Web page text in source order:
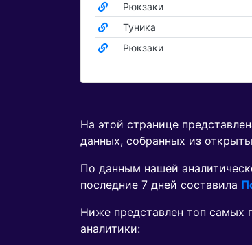
Рюкзаки
Туника
Рюкзаки
На этой странице
данных, собранных из
По данным нашей
последние 7 дней составила
Ниже представлен топ самых
аналитики: